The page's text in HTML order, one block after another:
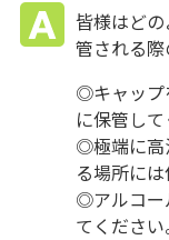
皆様はど
管される際
◎キャップ
に保管して
◎極端に高
る場所には
◎アルコー
てください